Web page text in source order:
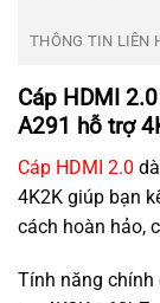
THÔNG TIN LIÊN
Cáp HDMI
A291 hỗ trợ
Cáp HDMI 2.0
4K2K giúp bạn
cách hoàn hảo,
Tính năng chính